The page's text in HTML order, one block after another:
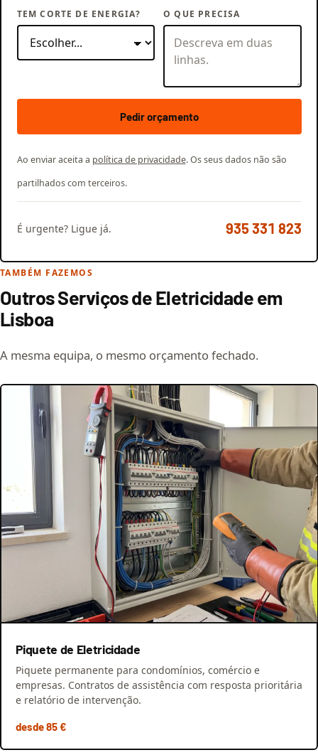
TEM CORTE DE ENERGIA? O QUE PRECISA
Pedir orçamento
Ao enviar aceita a política de privacidade. Os seus dados não são
partilhados com terceiros.
É urgente? Ligue já. 935 331 823
TAMBÉM FAZEMOS
Outros Serviços de Eletricidade em
Lisboa
A mesma equipa, o mesmo orçamento fechado.
Piquete de Eletricidade
Piquete permanente para condomínios, comércio e
empresas. Contratos de assistência com resposta prioritária
e relatório de intervenção.
desde 85 €